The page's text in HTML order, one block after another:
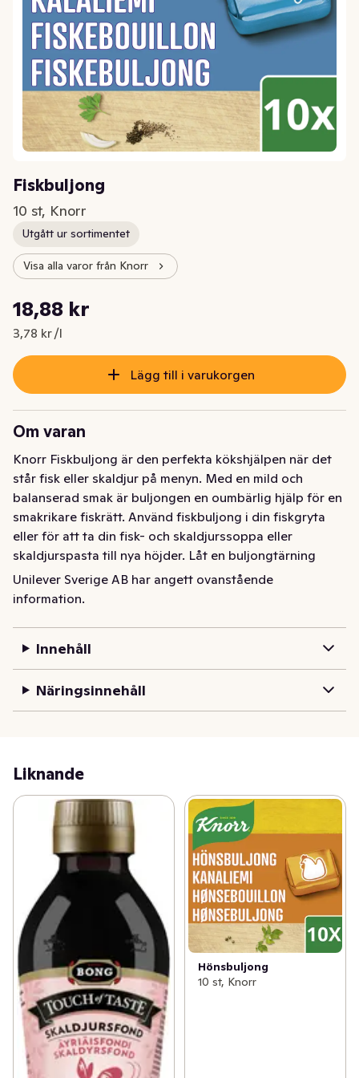
Fiskbuljong
10 st, Knorr
Utgått ur sortimentet
Visa alla varor från Knorr
Nuvarande pris är: 18,88 kr
18,88 kr
3,78 kr /l
Styckpris: 3,78 kr /l
Lägg till i varukorgen
Om varan
Knorr Fiskbuljong är den perfekta kökshjälpen när det
står fisk eller skaldjur på menyn. Med en mild och
balanserad smak är buljongen en oumbärlig hjälp för en
smakrikare fiskrätt. Använd fiskbuljong i din fiskgryta
eller för att ta din fisk- och skaldjurssoppa eller
skaldjurspasta till nya höjder. Låt en buljongtärning
ersätta salt i vattnet när du kokar ris, pasta eller
grönsaker. Passar även utmärkt för att direkt krydda
10-, och 12-pack. OM KNORR Hög kvalitet och smakrik
mat är vår passion! Därför strävar vi, våra kockar och
experter alltid efter att utveckla och ta fram nya och
spännande produkter för att göra din matupplevelse
extra härlig. En av våra starkaste sidor är att vi har en
arbetat för att skapa produkter med hög kvalitet, gjorda
mat är det som driver oss, och vårt mål är att hjälpa dig
att laga god, enkel och hälsosam mat med mycket smak.
Det är just vår passion för högkvalitativ och smakrik mat
som ockå leder oss mot en ny framtid, en framtid där
vårt samhälle och vår miljö står i centrum, där alla våra
grönsaker och råvaror ska komma ifrån hållbara jorbruk.
Visste du att endast 12 växter och 5 djur utgör 75 % av
vad världen äter? Vi på Knorr vill ändra på det genom
att återuppfinna mat för mänskligheten, men vi behöver
hjälp. Låt oss bygga en grönare framtid tillsammas.
Besök gärna vår hemsida www.knorr.com/se för
inspiration och för att hitta nya spännande fiskrecept.
Knorr Fiskbuljong är den perfekta kökshjälpen när det
står fisk eller skaldjur på menyn. Med en mild och
Unilever Sverige AB har angett ovanstående
information.
Innehåll
Näringsinnehåll
Liknande
Hönsbuljong
10 st, Knorr